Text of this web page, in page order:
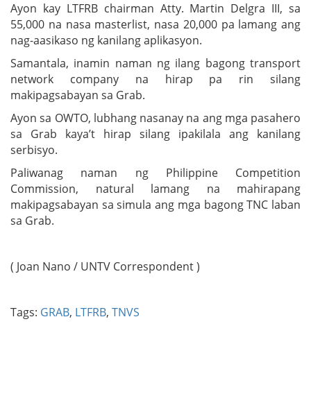
Ayon kay LTFRB chairman Atty. Martin Delgra III, sa
55,000 na nasa masterlist, nasa 20,000 pa lamang ang
nag-aasikaso ng kanilang aplikasyon.
Samantala, inamin naman ng ilang bagong transport
network company na hirap pa rin silang
makipagsabayan sa Grab.
Ayon sa OWTO, lubhang nasanay na ang mga pasahero
sa Grab kaya’t hirap silang ipakilala ang kanilang
serbisyo.
Paliwanag naman ng Philippine Competition
Commission, natural lamang na mahirapang
makipagsabayan sa simula ang mga bagong TNC laban
sa Grab.
( Joan Nano / UNTV Correspondent )
Tags: GRAB, LTFRB, TNVS